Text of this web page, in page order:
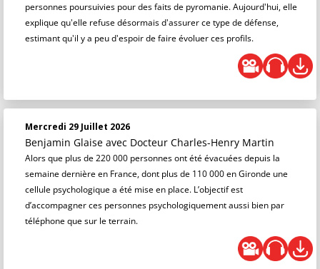
personnes poursuivies pour des faits de pyromanie. Aujourd'hui, elle
explique qu'elle refuse désormais d'assurer ce type de défense,
estimant qu'il y a peu d'espoir de faire évoluer ces profils.
Mercredi 29 Juillet 2026
Benjamin Glaise avec Docteur Charles-Henry Martin
Alors que plus de 220 000 personnes ont été évacuées depuis la
semaine dernière en France, dont plus de 110 000 en Gironde une
cellule psychologique a été mise en place. L’objectif est
d’accompagner ces personnes psychologiquement aussi bien par
téléphone que sur le terrain.